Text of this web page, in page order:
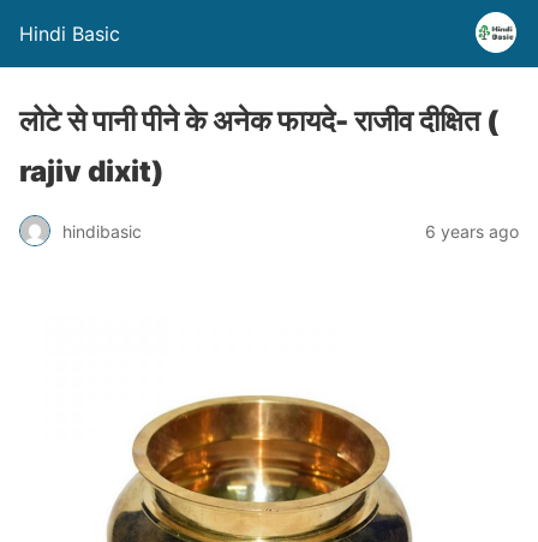
Hindi Basic
लोटे से पानी पीने के अनेक फायदे- राजीव दीक्षित (
rajiv dixit)
hindibasic 6 years ago